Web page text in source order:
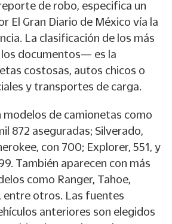
de robo, especifica un
El Gran Diario de México vía la
La clasificación de los más
documentos— es la
costosas, autos chicos o
y transportes de carga.
modelos de camionetas como
872 aseguradas; Silverado,
con 700; Explorer, 551, y
También aparecen con más
como Ranger, Tahoe,
entre otros. Las fuentes
anteriores son elegidos